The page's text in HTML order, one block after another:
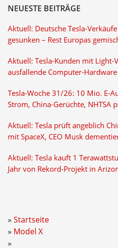
NEUESTE BEITRÄGE
Aktuell: Deutsche Tesla-
gesunken – Rest Europas
Aktuell: Tesla-Kunden mit Light-
ausfallende Computer-Hardware
Tesla-Woche 31/26: 10 Mio. E-
Strom, China-Gerüchte, NHTSA
Aktuell: Tesla prüft angeblich
mit SpaceX, CEO Musk
Aktuell: Tesla kauft 1
Jahr von Rekord-Projekt in
Startseite
Model X